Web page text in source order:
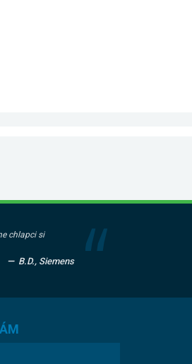
chlapci si
B.D., Siemens